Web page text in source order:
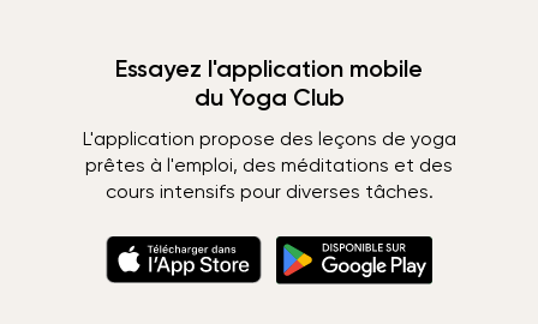
Essayez l'application mobile
du Yoga Club
L'application propose des leçons de yoga
prêtes à l'emploi, des méditations et des
cours intensifs pour diverses tâches.